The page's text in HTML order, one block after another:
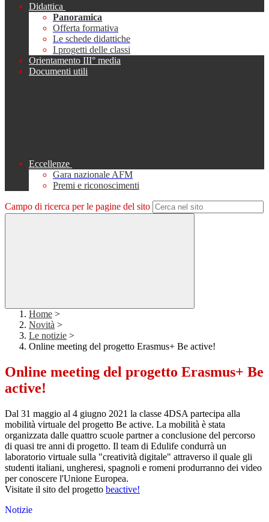
Didattica
Panoramica
Offerta formativa
Le schede didattiche
I progetti delle classi
Orientamento III° media
Documenti utili
Eccellenze
Gara nazionale AFM
Premi e riconoscimenti
Campo di ricerca per le pagine del sito
Home >
Novità >
Le notizie >
Online meeting del progetto Erasmus+ Be active!
Online meeting del progetto Erasmus+ Be
active!
Dal 31 maggio al 4 giugno 2021 la classe 4DSA partecipa alla
mobilità virtuale del progetto Be active. La mobilità è stata
organizzata dalle quattro scuole partner a conclusione del percorso
di quasi tre anni di progetto. Il team di Edulife condurrà un
laboratorio virtuale sulla "creatività digitale" attraverso il quale gli
studenti italiani, ungheresi, spagnoli e romeni produrranno dei video
per conoscere l'Unione Europea.
Visitate il sito del progetto beactive!
Notizie